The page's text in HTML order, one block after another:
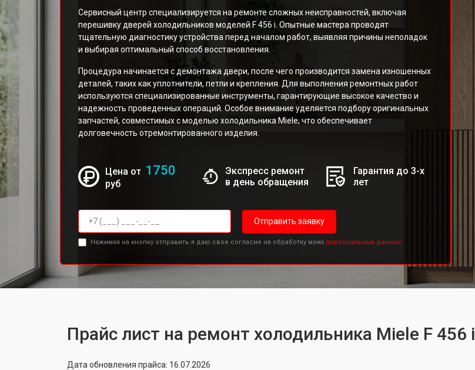
Сервисный центр специализируется на ремонте сложных неисправностей, включая
перешивку дверей холодильников моделей F 456 i. Опытные мастера проводят
тщательную диагностику устройства перед началом работ, выявляя причины неполадок
и выбирая оптимальный способ восстановления.
Процедура начинается с демонтажа двери, после чего производится замена изношенных
деталей, таких как уплотнители, петли и крепления. Для выполнения ремонтных работ
используются специализированные инструменты, гарантирующие высокое качество и
надежность проведенных операций. Особое внимание уделяется подбору оригинальных
запчастей, совместимых с моделью холодильника Miele, что обеспечивает
долговечность отремонтированного изделия.
Цена от 1750
руб
Экспресс ремонт
в день обращения
Гарантия до 3-х
лет
Отправить заявку
Нажимая на кнопку отправить я даю свое согласие на обработку моих персональных данных.
Прайс лист на ремонт холодильника Miele F 456 i
Дата обновления прайса: 16.07.2026